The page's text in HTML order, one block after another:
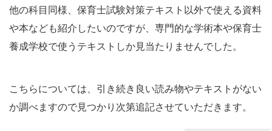
他の科目同様、保育士試験対策テキスト以外で使える資料
や本なども紹介したいのですが、専門的な学術本や保育士
養成学校で使うテキストしか見当たりませんでした。
こちらについては、引き続き良い読み物やテキストがない
か調べますので見つかり次第追記させていただきます。